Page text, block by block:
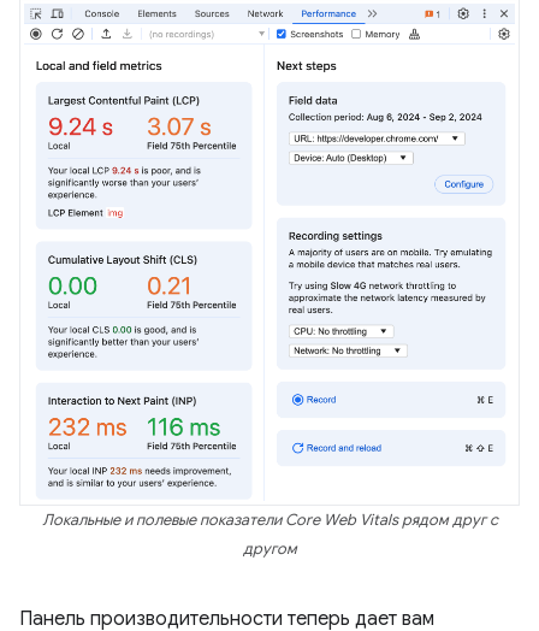
Локальные и полевые показатели Core Web Vitals рядом друг с
другом
Панель производительности теперь дает вам